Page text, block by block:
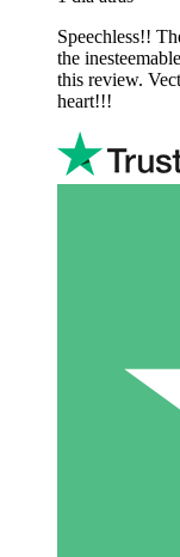
Speechless!!
the
this review.
heart!!!